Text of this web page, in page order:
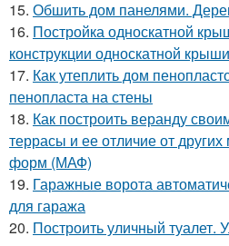
15. Обшить дом панелями.
16. Постройка односкатной
конструкции односкатной крыши
17. Как утеплить дом
пенопласта на стены
18. Как построить веранду
террасы и ее отличие от
форм (МАФ)
19. Гаражные ворота
для гаража
20. Построить уличный туалет.